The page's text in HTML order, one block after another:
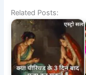
Related Posts: